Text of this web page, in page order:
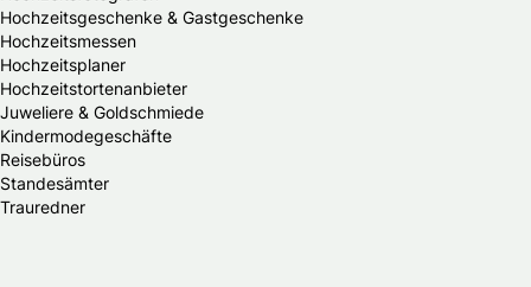
Hochzeitsgeschenke & Gastgeschenke
Hochzeitsmessen
Hochzeitsplaner
Hochzeitstortenanbieter
Juweliere & Goldschmiede
Kindermodegeschäfte
Reisebüros
Standesämter
Trauredner